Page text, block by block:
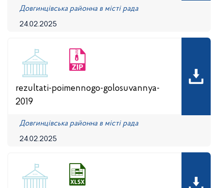
24.02.2025
Довгинцівська районна в місті рада
rezultati-poimennogo-golosuvannya-
2019
24.02.2025
Довгинцівська районна в місті рада